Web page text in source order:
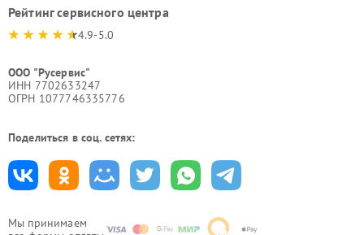
Мы принимаем
Рейтинг сервисного центра
4.9-5.0
ООО "Русервис"
ИНН 7702633247
ОГРН 1077746335776
Поделиться в соц. сетях: